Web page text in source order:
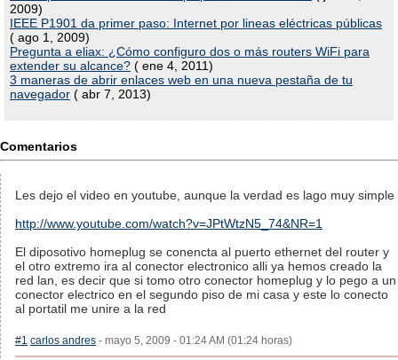
2009)
IEEE P1901 da primer paso: Internet por lineas eléctricas públicas
( ago 1, 2009)
Pregunta a eliax: ¿Cómo configuro dos o más routers WiFi para
extender su alcance? ( ene 4, 2011)
3 maneras de abrir enlaces web en una nueva pestaña de tu
navegador ( abr 7, 2013)
Comentarios
Les dejo el video en youtube, aunque la verdad es lago muy simple
http://www.youtube.com/watch?v=JPtWtzN5_74&NR=1
El diposotivo homeplug se conencta al puerto ethernet del router y
el otro extremo ira al conector electronico alli ya hemos creado la
red lan, es decir que si tomo otro conector homeplug y lo pego a un
conector electrico en el segundo piso de mi casa y este lo conecto
al portatil me unire a la red
#1 carlos andres - mayo 5, 2009 - 01:24 AM (01:24 horas)